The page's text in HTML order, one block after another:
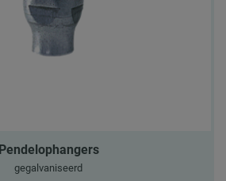
Pendelophangers
gegalvaniseerd